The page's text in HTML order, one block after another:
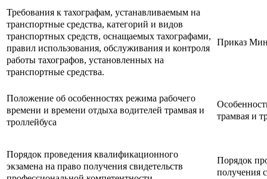
Требования к тахографам, устанавливаемым на
транспортные средства, категорий и видов
транспортных средств, оснащаемых тахографами,
правил использования, обслуживания и контроля
работы тахографов, установленных на
транспортные средства.
Приказ
Положение об особенностях режима рабочего
времени и времени отдыха водителей трамвая и
троллейбуса
трамвая и
Порядок проведения квалификационного
экзамена на право получения свидетельств
Порядок
получения